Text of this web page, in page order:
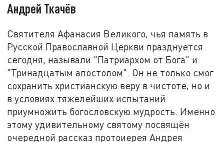
Андрей Ткачёв
Святителя Афанасия Великого, чья память в
Русской Православной Церкви празднуется
сегодня, называли "Патриархом от Бога" и
"Тринадцатым апостолом". Он не только смог
сохранить христианскую веру в чистоте, но и
в условиях тяжелейших испытаний
приумножить богословскую мудрость. Именно
этому удивительному святому посвящён
очередной рассказ протоиерея Андрея